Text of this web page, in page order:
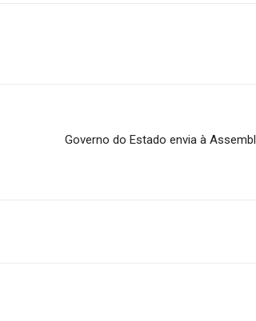
Governo do Estado envia à